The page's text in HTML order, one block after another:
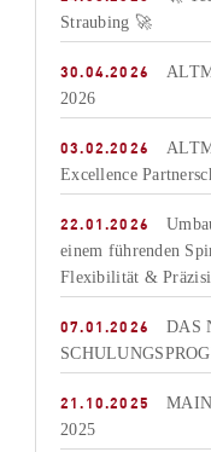
Straubing 🚀
30.04.2026
2026
03.02.2026
Excellence
22.01.2026
einem führenden
Flexibilität &
07.01.2026
DAS
21.10.2025
2025